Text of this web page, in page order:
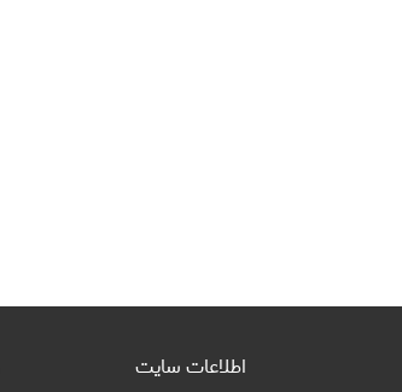
اطلاعات سایت